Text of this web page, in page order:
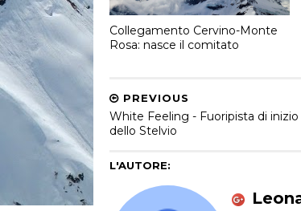
Collegamento Cervino-Monte
Rosa: nasce il comitato
PREVIOUS
White Feeling - Fuoripista di
dello Stelvio
L'AUTORE: